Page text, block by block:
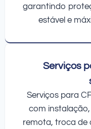
garantindo
estável e
Serviços
Serviços para
com
remota, troca de